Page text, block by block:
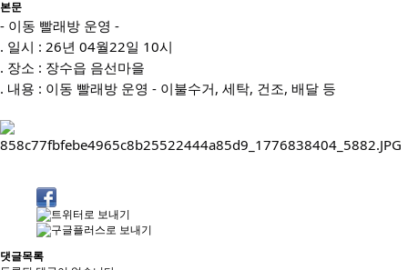
비전 및 연혁
조직도
찾아오시는길
자원봉사
자원봉사란?
자원봉사 신청
본문
- 이동 빨래방 운영 -
. 일시 : 26년 04월22일 10시
. 장소 : 장수읍 음선마을
. 내용 : 이동 빨래방 운영 - 이불수거, 세탁, 건조, 배달 등
댓글목록